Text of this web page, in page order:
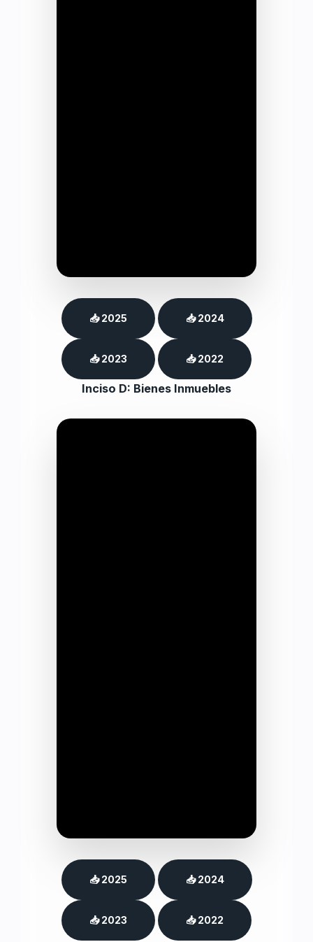
📥 2025 📥 2024
📥 2023 📥 2022
Inciso D: Bienes Inmuebles
📥 2025 📥 2024
📥 2023 📥 2022